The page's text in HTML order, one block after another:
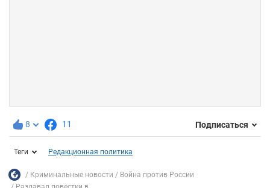
8 11 Подписаться
Теги Редакционная политика
Криминальные новости
Война против России